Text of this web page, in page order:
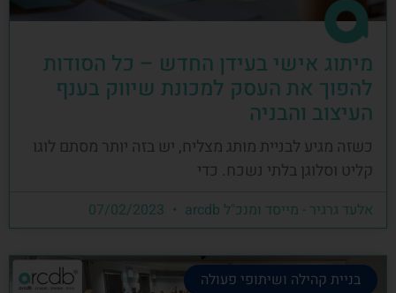
מיתוג אישי בעידן החדש – כל הסודות
להפוך את העסק למכונת שיווק בענף
העיצוב והבניה
כשזה מגיע לבניית מותג מצליח, יש בזה יותר מסתם לוגו
קליט וסלוגן בלתי נשכח. כדי
אלעד גרגיר - מייסד ומנכ"ל arcdb
בניית קהילה ושיתופי פעולה